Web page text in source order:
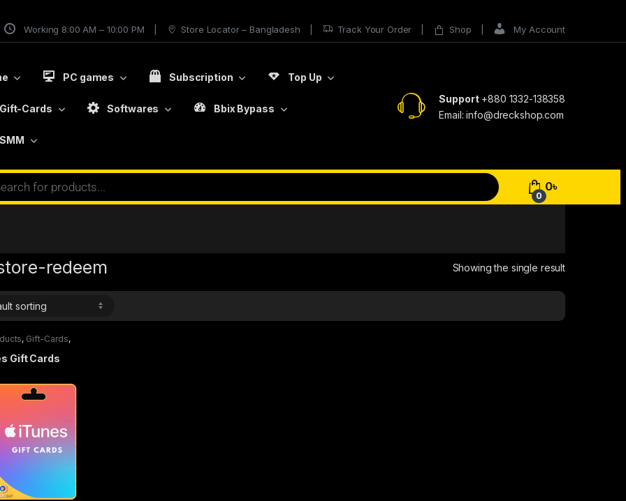
Working 8:00 AM – 10:00 PM Store Locator – Bangladesh Track Your Order Shop My Account
PC games Subscription Top Up
Gift-Cards Softwares Bbix Bypass
SMM
Support+880 1332-138358
Email: info@dreckshop.com
0
0৳
redeem Showing the single result
, Gift-Cards,
Gift Cards